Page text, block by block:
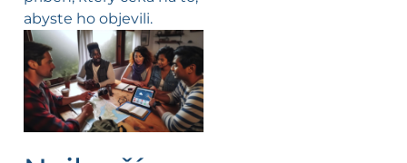
abyste ho objevili.